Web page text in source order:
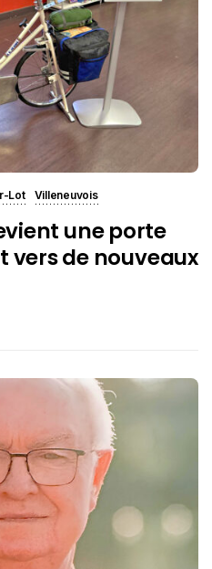
Lot Villeneuvois
une porte
vers de nouveaux